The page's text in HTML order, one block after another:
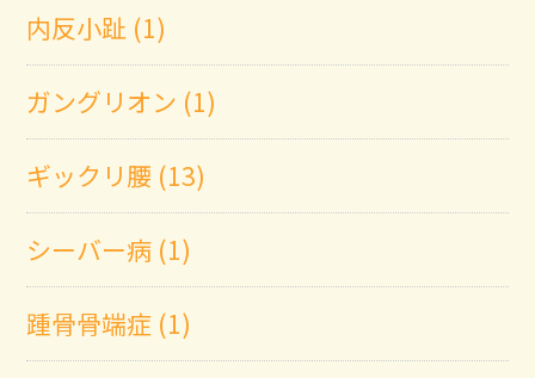
内反小趾 (1)
ガングリオン (1)
ギックリ腰 (13)
シーバー病 (1)
踵骨骨端症 (1)